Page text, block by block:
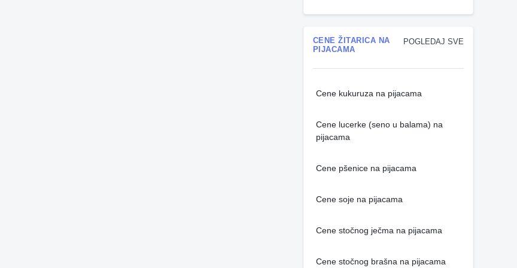
POGLEDAJ SVE
CENE ŽITARICA NA
PIJACAMA
Cene kukuruza na pijacama
Cene lucerke (seno u balama) na
pijacama
Cene pšenice na pijacama
Cene soje na pijacama
Cene stočnog ječma na pijacama
Cene stočnog brašna na pijacama